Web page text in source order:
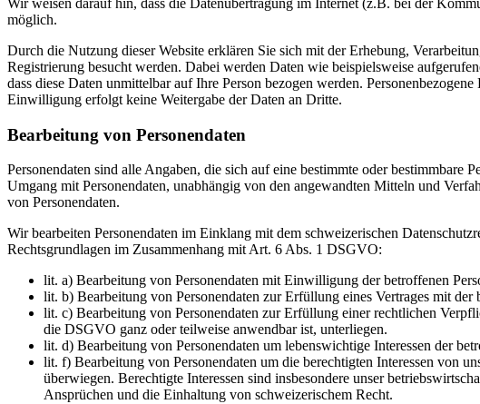
möglich.
Durch die Nutzung dieser Website erklären Sie sich mit der Erhebung,
Registrierung besucht werden. Dabei werden Daten wie beispielsweise
dass diese Daten unmittelbar auf Ihre Person bezogen werden.
Einwilligung erfolgt keine Weitergabe der Daten an Dritte.
Bearbeitung von Personendaten
Personendaten sind alle Angaben, die sich auf eine bestimmte oder bestimmbare
Umgang mit Personendaten, unabhängig von den angewandten Mitteln und
von Personendaten.
Wir bearbeiten Personendaten im Einklang mit dem schweizerischen
Rechtsgrundlagen im Zusammenhang mit Art. 6 Abs. 1 DSGVO:
lit. a) Bearbeitung von Personendaten mit Einwilligung der betroffenen
lit. b) Bearbeitung von Personendaten zur Erfüllung eines Vertrages mit
lit. c) Bearbeitung von Personendaten zur Erfüllung einer rechtlichen
die DSGVO ganz oder teilweise anwendbar ist, unterliegen.
lit. d) Bearbeitung von Personendaten um lebenswichtige Interessen der
lit. f) Bearbeitung von Personendaten um die berechtigten Interessen von
überwiegen. Berechtigte Interessen sind insbesondere unser
Ansprüchen und die Einhaltung von schweizerischem Recht.